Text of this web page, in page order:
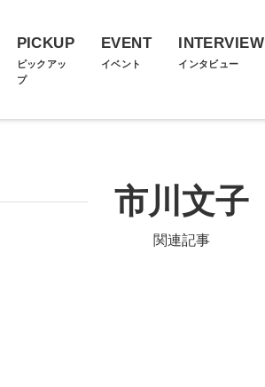
PICKUP
ピックアッ
プ
EVENT
イベント
INTERVIEW
インタビュー
市川文子
関連記事